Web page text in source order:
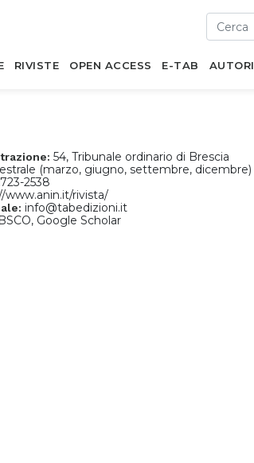
RIVISTE OPEN ACCESS E-TAB AUTORI
54, Tribunale ordinario di Brescia
(marzo, giugno, settembre, dicembre)
2538
www.anin.it/rivista/
info@tabedizioni.it
Google Scholar